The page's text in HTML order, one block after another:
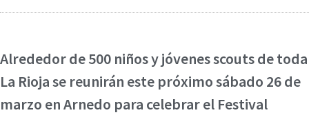
Alrededor de 500 niños y jóvenes scouts de toda
La Rioja se reunirán este próximo sábado 26 de
marzo en Arnedo para celebrar el Festival